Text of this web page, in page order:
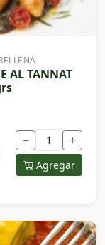
AL TANNAT
− +
Agregar